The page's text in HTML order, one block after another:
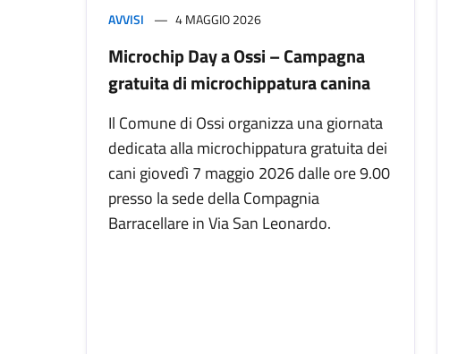
AVVISI 4 MAGGIO 2026
Microchip Day a Ossi – Campagna
gratuita di microchippatura canina
Il Comune di Ossi organizza una giornata
dedicata alla microchippatura gratuita dei
cani giovedì 7 maggio 2026 dalle ore 9.00
presso la sede della Compagnia
Barracellare in Via San Leonardo.